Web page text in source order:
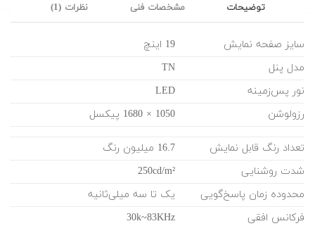
توضیحات مشخصات فنی نظرات (1)
سایز صفحه نمایش
19 اینچ
مدل پنل
TN
نور پس‌زمینه
LED
رزولوشن
1050 × 1680 پیکسل
تعداد رنگ قابل نمایش
16.7 میلیون رنگ
شدت روشنایی
250cd/m²
محدوده زمان پاسخ‌گویی
یک تا سه میلی‌ثانیه
فرکانس افقی
30k~83KHz